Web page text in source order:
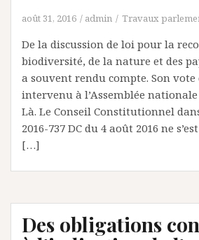
août 31, 2016 admin Travaux
De la discussion de loi pour la
biodiversité, de la nature et des
a souvent rendu compte. Son
intervenu à l’Assemblée
Là. Le Conseil Constitutionnel
2016-737 DC du 4 août 2016 ne
[…]
Des obligations